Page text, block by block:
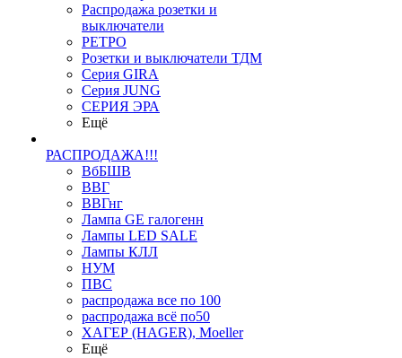
Распродажа розетки и
выключатели
РЕТРО
Розетки и выключатели ТДМ
Серия GIRA
Серия JUNG
СЕРИЯ ЭРА
Ещё
РАСПРОДАЖА!!!
ВбБШВ
ВВГ
ВВГнг
Лампа GE галогенн
Лампы LED SALE
Лампы КЛЛ
НУМ
ПВС
распродажа все по 100
распродажа всё по50
ХАГЕР (HAGER), Moeller
Ещё